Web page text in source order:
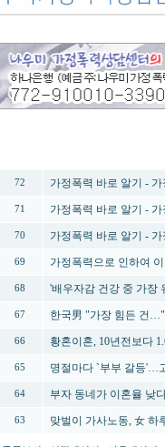
72 가정폭력 바로 알기 -
71 가정폭력 바로 알기 -
70 가정폭력 바로 알기 - 가
69 가정폭력으로 인하여
68 '배우자감 건강 중 가장
67 한국男 "가장 힘든 건…"
66 황혼이혼, 10년전보다
65 명절마다 `부부 갈등'…
64 부자 동네가 이혼율 낮
63 맞벌이 가사노동, 女 하